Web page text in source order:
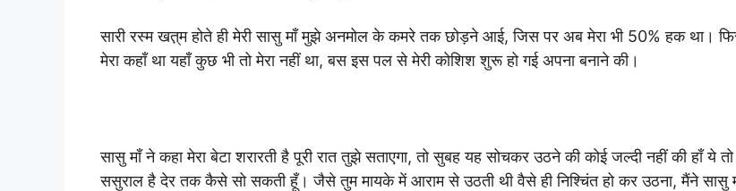
सारी रस्म खत़्म होते ही मेरी सासु माँ मुझे अनमोल के कमरे तक छोड़ने आई, जिस पर अब मेरा भी 50% हक था।
मेरा कहाँ था यहाँ कुछ भी तो मेरा नहीं था, बस इस पल से मेरी कोशिश शुरू हो गई अपना बनाने की।
सासु माँ ने कहा मेरा बेटा शरारती है पूरी रात तुझे सताएगा, तो सुबह यह सोचकर उठने की कोई जल्दी नहीं की हाँ ये तो
ससुराल है देर तक कैसे सो सकती हूँ। जैसे तुम मायके में आराम से उठती थी वैसे ही निश्चिंत हो कर उठना, मैंने सासु